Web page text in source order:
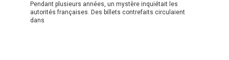
Pendant plusieurs années, un mystère inquiétait les
autorités françaises. Des billets contrefaits circulaient
dans